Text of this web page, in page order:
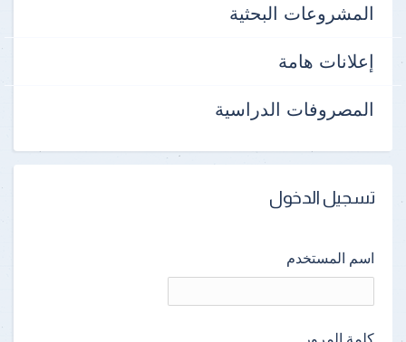
المشروعات البحثية
إعلانات هامة
المصروفات الدراسية
تسجيل الدخول
اسم المستخدم
كلمة المرور